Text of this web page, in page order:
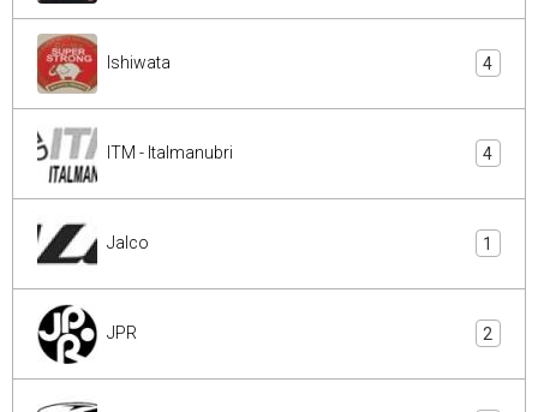
Ishiwata 4
ITM - Italmanubri 4
Jalco 1
JPR 2